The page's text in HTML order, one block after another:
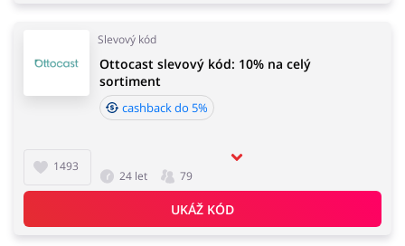
Slevový kód
1493
Ottocast slevový kód: 10% na celý
sortiment
cashback do 5%
24 let 79
UKÁŽ KÓD